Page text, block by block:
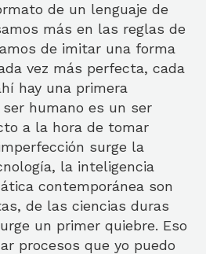
de un lenguaje de
más en las reglas de
de imitar una forma
vez más perfecta, cada
hay una primera
humano es un ser
a la hora de tomar
surge la
la inteligencia
contemporánea son
de las ciencias duras
un primer quiebre. Eso
procesos que yo puedo